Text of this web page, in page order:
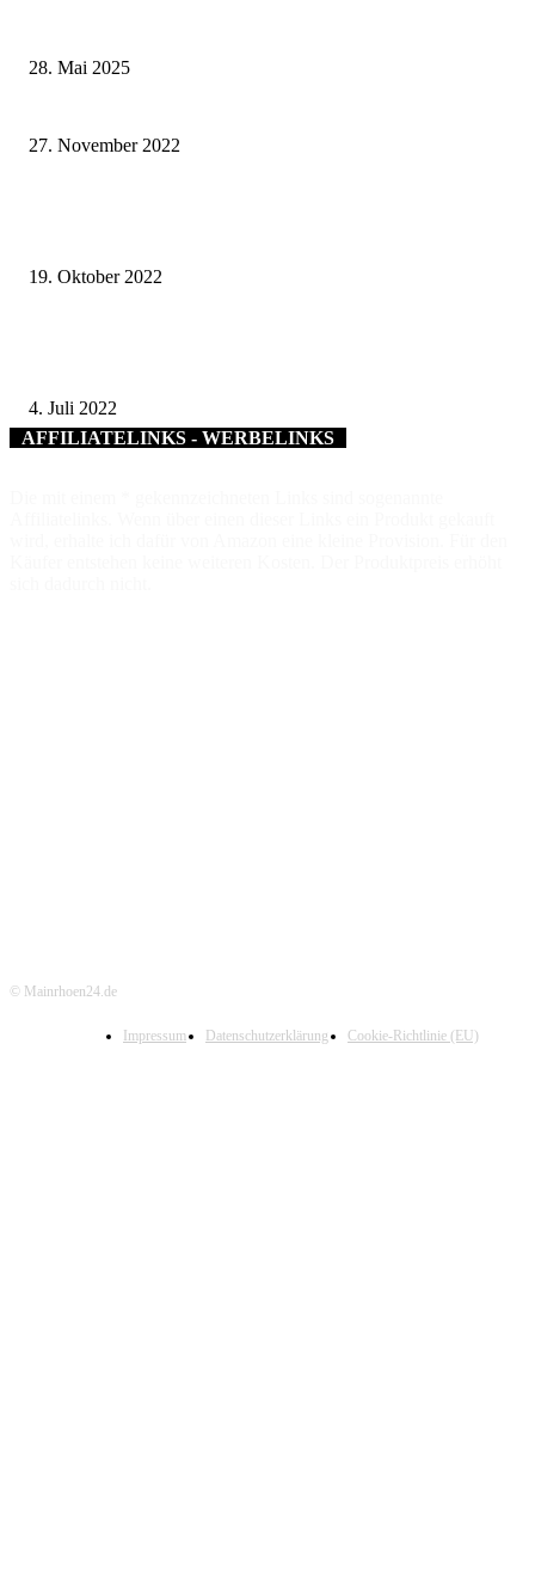
28. Mai 2025
27. November 2022
19. Oktober 2022
4. Juli 2022
AFFILIATELINKS - WERBELINKS
© Mainrhoen24.de
Impressum Datenschutzerklärung Cookie-Richtlinie (EU)